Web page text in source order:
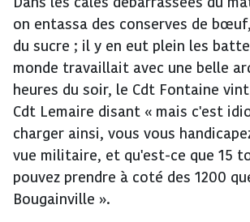
on entassa des conserves de
du sucre ; il y en eut plein les
monde travaillait avec une belle
heures du soir, le Cdt Fontaine
Cdt Lemaire disant « mais c'est
charger ainsi, vous vous
vue militaire, et qu'est-ce que 15
pouvez prendre à coté des 1200
Bougainville ».